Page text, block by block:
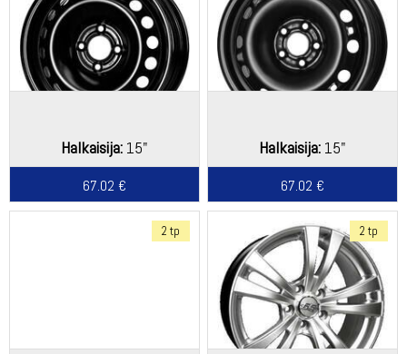
Halkaisija:15"
67.02 €
Halkaisija: 15"
67.02 €
2 tp 2 tp